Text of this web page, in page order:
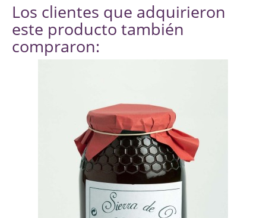
Los clientes que adquirieron
este producto también
compraron: